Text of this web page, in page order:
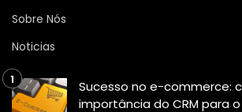
Sobre Nós
Noticias
Sucesso no e-commerce:
importância do CRM para